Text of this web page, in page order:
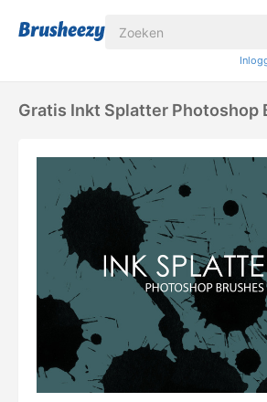
Gratis Inkt Splatter Photoshop